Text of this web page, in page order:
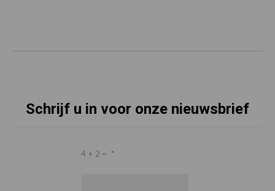
Schrijf u in voor onze nieuwsbrief
4 + 2 = *